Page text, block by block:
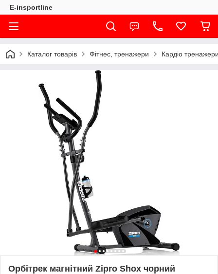
E-insportline
Каталог товарів Фітнес, тренажери Кардіо
Орбітрек магнітний Zipro Shox чорний